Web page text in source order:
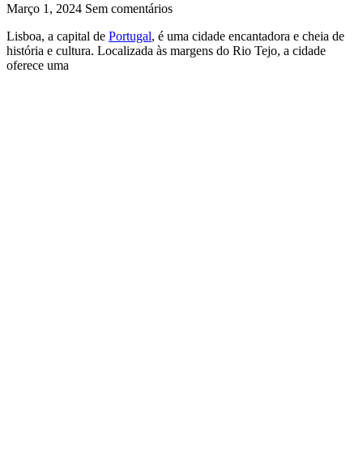
Março 1, 2024 Sem comentários
Lisboa, a capital de Portugal, é uma cidade encantadora e cheia de
história e cultura. Localizada às margens do Rio Tejo, a cidade
oferece uma